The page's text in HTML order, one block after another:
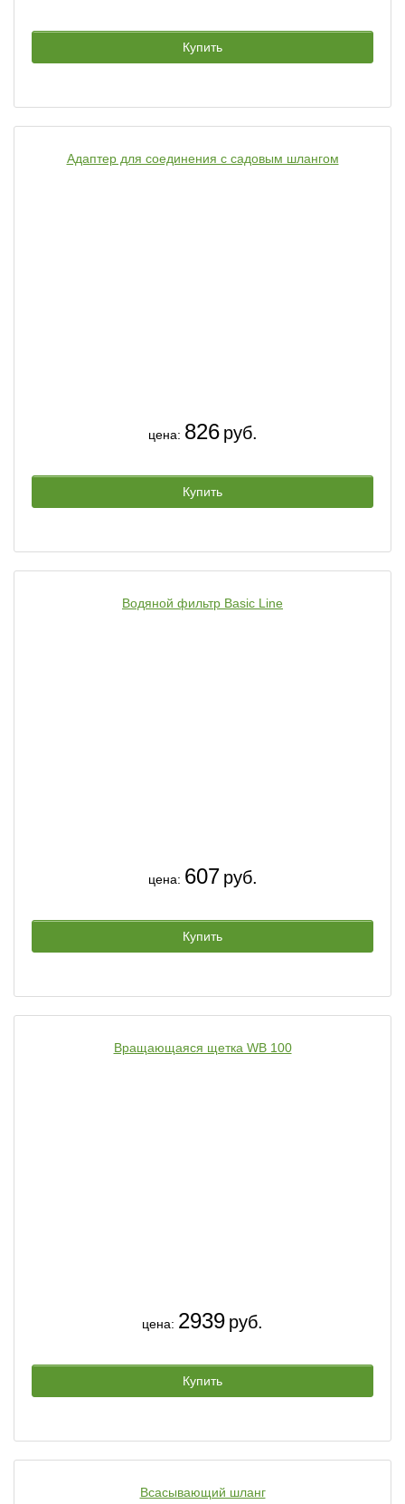
Купить
Адаптер для соединения с садовым шлангом
цена: 826 руб.
Купить
Водяной фильтр Basic Line
цена: 607 руб.
Купить
Вращающаяся щетка WB 100
цена: 2939 руб.
Купить
Всасывающий шланг